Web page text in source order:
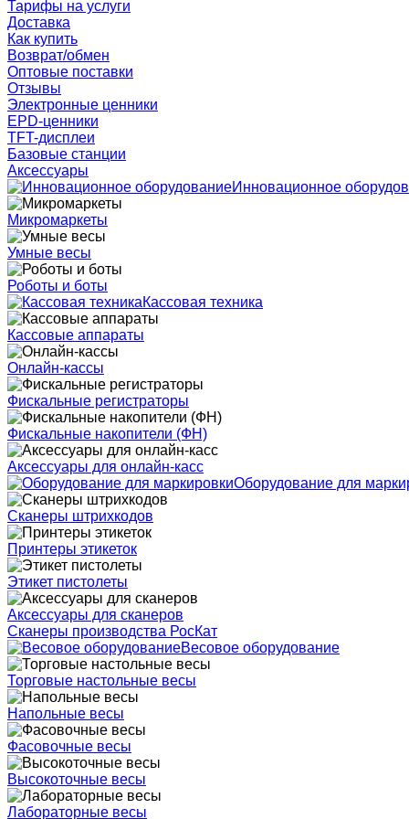
Тарифы на услуги
Доставка
Как купить
Возврат/обмен
Оптовые поставки
Отзывы
Электронные ценники
EPD-ценники
TFT-дисплеи
Базовые станции
Аксессуары
Инновационное
Микромаркеты
Умные весы
Роботы и боты
Кассовая техника
Кассовые аппараты
Онлайн-кассы
Фискальные регистраторы
Фискальные накопители (ФН)
Аксессуары для онлайн-касс
Оборудование для
Сканеры штрихкодов
Принтеры этикеток
Этикет пистолеты
Аксессуары для сканеров
Сканеры производства РосКат
Весовое оборудование
Торговые настольные весы
Напольные весы
Фасовочные весы
Высокоточные весы
Лабораторные весы